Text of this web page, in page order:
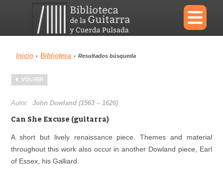
×
Menu
Biblioteca
Área personal Reproductor
Inicio › Biblioteca › Resultados búsqueda
VOLVER
Autor:John Dowland (1563 – 1626)
Can She Excuse (guitarra)
A short but lively renaissance piece. Themes and material
throughout this work also occur in another Dowland piece, Earl
of Essex, his Galliard.